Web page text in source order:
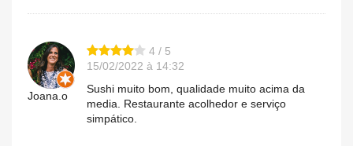
Joana.o
4 / 5
15/02/2022 à 14:32
Sushi muito bom, qualidade muito acima da
media. Restaurante acolhedor e serviço
simpático.